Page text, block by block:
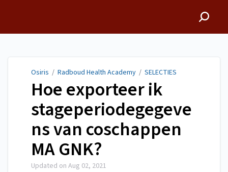
Osiris / Radboud Health Academy / SELECTIES
Hoe exporteer ik
stageperiodegegeve
ns van coschappen
MA GNK?
Updated on Aug 02, 2021